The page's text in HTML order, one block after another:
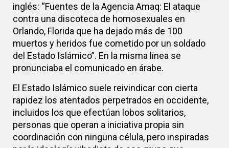
inglés: “Fuentes de la Agencia Amaq: El ataque
contra una discoteca de homosexuales en
Orlando, Florida que ha dejado más de 100
muertos y heridos fue cometido por un soldado
del Estado Islámico”. En la misma línea se
pronunciaba el comunicado en árabe.
El Estado Islámico suele reivindicar con cierta
rapidez los atentados perpetrados en occidente,
incluidos los que efectúan lobos solitarios,
personas que operan a iniciativa propia sin
coordinación con ninguna célula, pero inspiradas